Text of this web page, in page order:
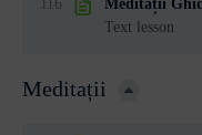
116
Meditații
Text lesson
Meditații